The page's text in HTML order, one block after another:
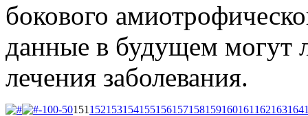
бокового
данные в будущем могут
лечения заболевания.
-100-50151 152153154155156157158159160161 162163164